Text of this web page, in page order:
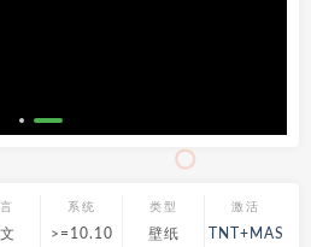
系统
>=10.10
类型
壁纸
激活
TNT+MAS